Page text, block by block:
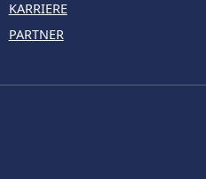
KARRIERE
PARTNER